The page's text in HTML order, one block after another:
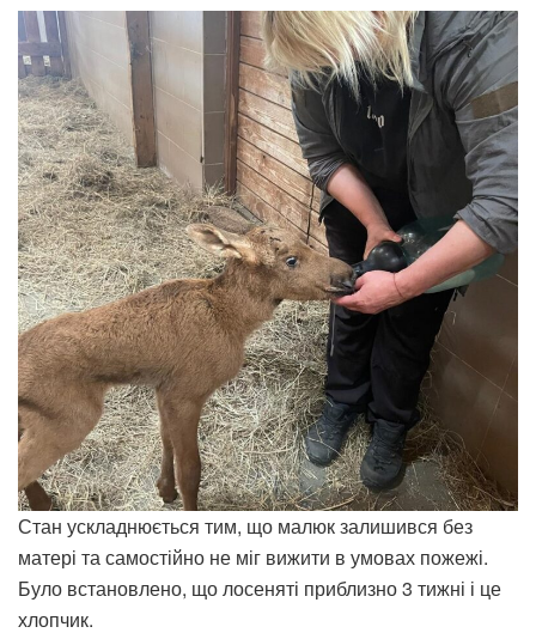
Стан ускладнюється тим, що малюк залишився без
матері та самостійно не міг вижити в умовах пожежі.
Було встановлено, що лосеняті приблизно 3 тижні і це
хлопчик.